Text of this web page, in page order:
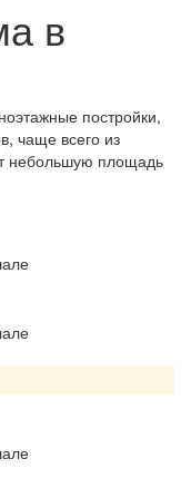
в
постройки,
чаще всего из
небольшую площадь